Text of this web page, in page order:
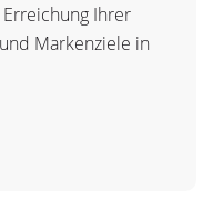
Ihrer
Markenziele in